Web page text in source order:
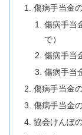
傷病手当金
傷病手当
で）
傷病手当
傷病手当
傷病手当金
傷病手当金
協会けんぽ